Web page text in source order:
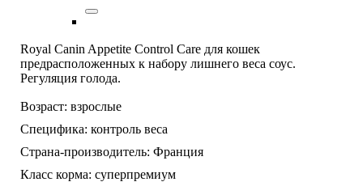
Royal Canin Appetite Control Care для кошек
предрасположенных к набору лишнего веса соус.
Регуляция голода.
Возраст: взрослые
Специфика: контроль веса
Страна-производитель: Франция
Класс корма: суперпремиум